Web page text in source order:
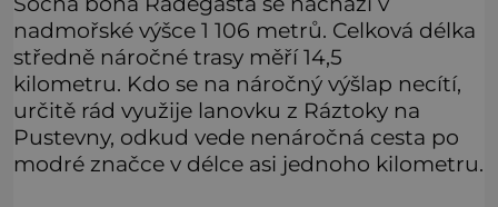
nadmořské výšce 1 106 metrů. Celková délka
středně náročné trasy měří 14,5
kilometru. Kdo se na náročný výšlap necítí,
určitě rád využije lanovku z Ráztoky na
Pustevny, odkud vede nenáročná cesta po
modré značce v délce asi jednoho kilometru.